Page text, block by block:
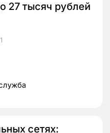
27 тысяч рублей
сетях: